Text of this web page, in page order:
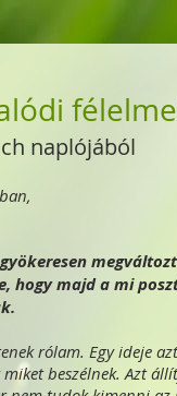
naplójából
hogy majd a mi
rólam. Egy ideje
beszélnek. Azt